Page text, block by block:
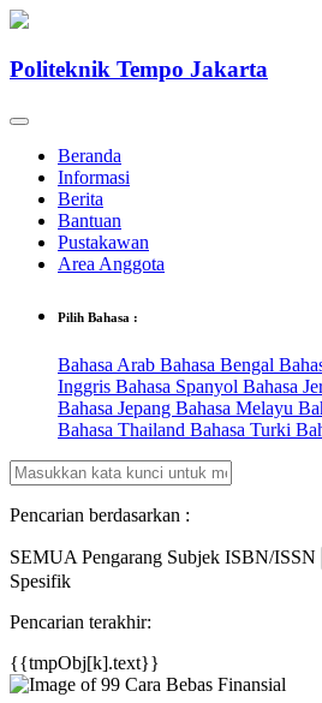
Politeknik Tempo Jakarta
Beranda
Informasi
Berita
Bantuan
Pustakawan
Area Anggota
Pilih Bahasa :
Bahasa Arab Bahasa Bengal
Inggris Bahasa Spanyol Bahasa
Bahasa Jepang Bahasa Melayu
Bahasa Thailand Bahasa Turki
Pencarian berdasarkan :
SEMUA Pengarang Subjek ISBN/ISSN
Spesifik
Pencarian terakhir:
{{tmpObj[k].text}}